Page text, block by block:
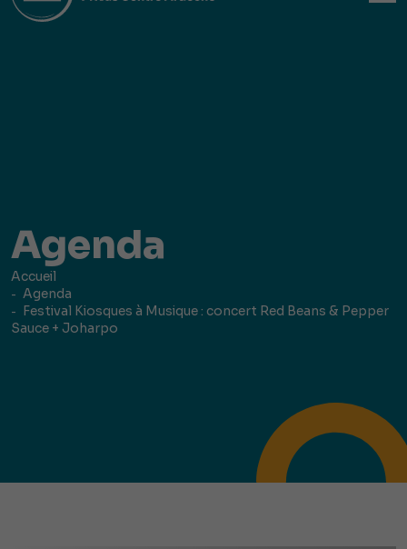
Agenda
Accueil
Agenda
Festival Kiosques à Musique : concert Red Beans & Pepper
Sauce + Joharpo